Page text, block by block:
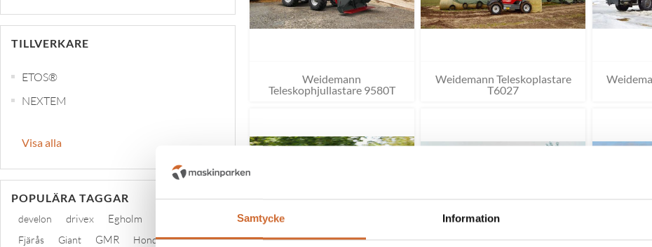
Samtycke Information
TILLVERKARE
ETOS®
NEXTEM
Visa alla
POPULÄRA TAGGAR
develon drivex Egholm
Fjärås Giant GMR Honda
Weidemann
Teleskophjullastare 9580T
Weidemann Teleskoplastare
T6027